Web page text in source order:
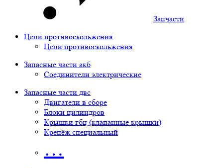
Запчасти
Цепи противоскольжения
Цепи противоскольжения
Запасные части акб
Соединители электрические
Запасные части двс
Двигатели в сборе
Блоки цилиндров
Крышки гбц (клапанные крышки)
Крепёж специальный
…